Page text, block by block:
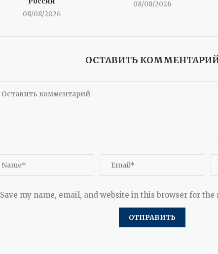
08/08/2026
08/08/2026
ОСТАВИТЬ
Save my name, email, and website in this browser for